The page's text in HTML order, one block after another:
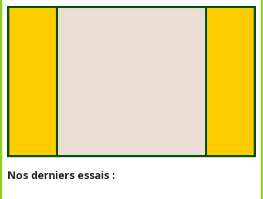
Nos derniers essais :